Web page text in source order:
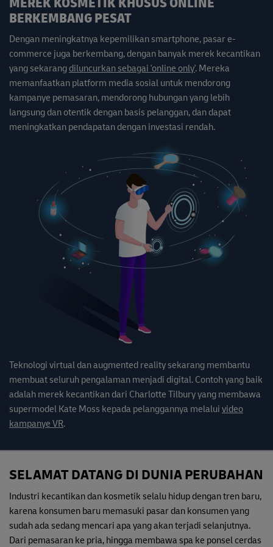
BERKEMBANG PESAT
Dengan meningkatnya kepemilikan smartphone, pasar e-
commerce juga berkembang, dengan banyak merek kecantikan
yang sekarangdiluncurkan sebagai 'online only'. Mereka
memanfaatkan platform media sosial untuk mendorong
kampanye pemasaran, mendorong hubungan yang lebih
langsung dan otentik dengan basis pelanggan, dan dapat
meningkatkan pendapatan dengan investasi rendah.
Teknologi virtual dan augmented reality sekarang membantu
membuat seluruh pengalaman menjadi digital. Contoh yang baik
adalah merek kecantikan dari Charlotte Tilbury yang membawa
supermodel Kate Moss kepada pelanggannya melalui video
kampanye VR.
SELAMAT DATANG DI DUNIA PERUBAHAN
Industri kecantikan dan kosmetik selalu hidup dengan tren baru,
karena konsumen baru memasuki pasar dan konsumen yang
sudah ada sedang mencari apa yang akan terjadi selanjutnya.
Dari pemasaran ke pria, hingga membawa spa ke ponsel cerdas